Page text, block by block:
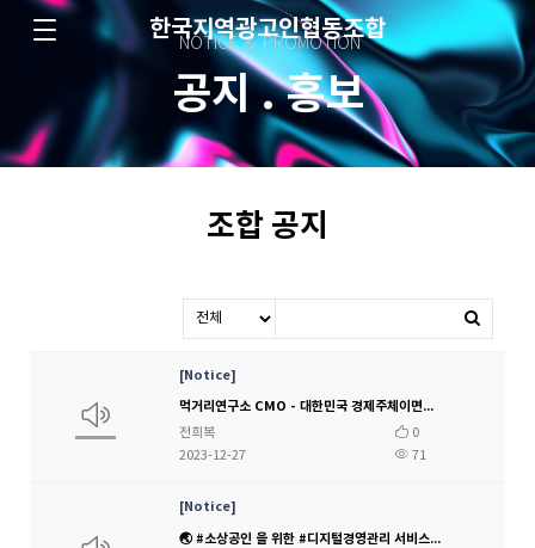
한국지역광고인협동조합
NOTICE & PROMOTION
공지 . 홍보
조합 공지
Notice
먹거리연구소 CMO - 대한민국 경제주체이면서 실핏줄인 소기업ㆍ소상공인ㆍ자영업들의 실질적인 경쟁력강화를 위하여 키오스크 살균기 멀티키오스크 Zip4를 출시하였습니다.
전희복
0
71
2023-12-27
Notice
🌏 #소상공인 을 위한 #디지털경영관리 서비스 #머니맵 📌#디지털세무 #디지털노무 => #신고중심 에서 #관리중심 세무서비스 사업에 도움이 되는 #세무 정보 & NEWS